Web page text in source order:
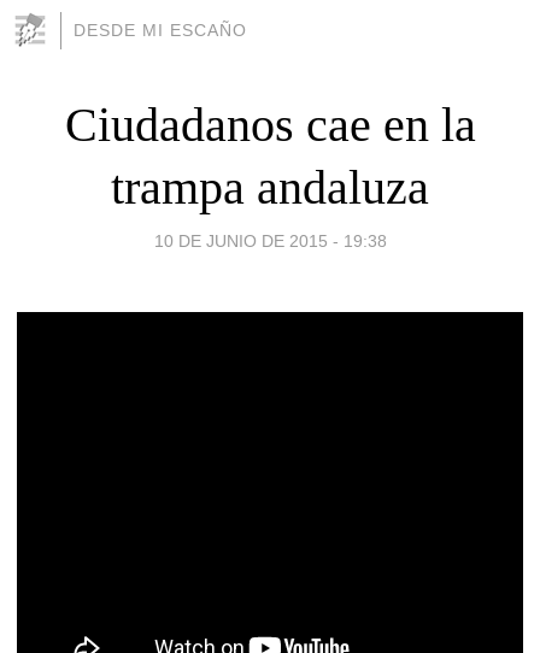
DESDE MI ESCAÑO
Ciudadanos cae en la
trampa andaluza
10 DE JUNIO DE 2015 - 19:38